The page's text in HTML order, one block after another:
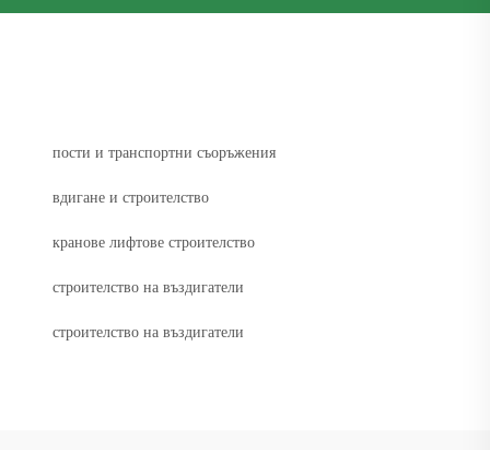
пости и транспортни съоръжения
вдигане и строителство
кранове лифтове строителство
строителство на въздигатели
строителство на въздигатели